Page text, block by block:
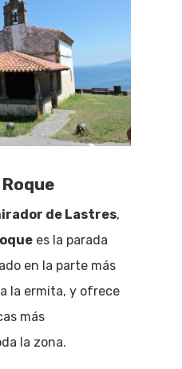
de Lastres,
es la parada
en la parte más
la ermita, y ofrece
más
la zona.